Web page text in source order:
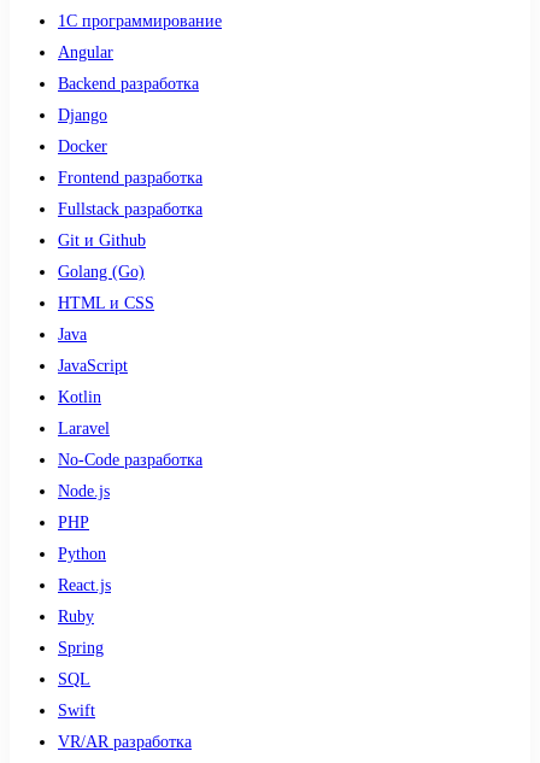
1С программирование
Angular
Backend разработка
Django
Docker
Frontend разработка
Fullstack разработка
Git и Github
Golang (Go)
HTML и CSS
Java
JavaScript
Kotlin
Laravel
No-Code разработка
Node.js
PHP
Python
React.js
Ruby
Spring
SQL
Swift
VR/AR разработка